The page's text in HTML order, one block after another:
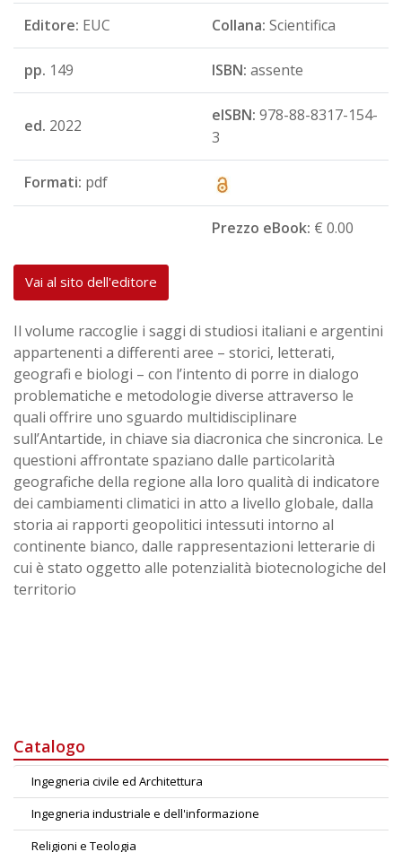
Editore: EUC Collana: Scientifica
pp. 149 ISBN: assente
ed. 2022
eISBN: 978-88-8317-154-
3
Formati: pdf
Prezzo eBook: € 0.00
Vai al sito dell'editore
Il volume raccoglie i saggi di studiosi italiani e argentini
appartenenti a differenti aree – storici, letterati,
geografi e biologi – con l’intento di porre in dialogo
problematiche e metodologie diverse attraverso le
quali offrire uno sguardo multidisciplinare
sull’Antartide, in chiave sia diacronica che sincronica. Le
questioni affrontate spaziano dalle particolarità
geografiche della regione alla loro qualità di indicatore
dei cambiamenti climatici in atto a livello globale, dalla
storia ai rapporti geopolitici intessuti intorno al
continente bianco, dalle rappresentazioni letterarie di
cui è stato oggetto alle potenzialità biotecnologiche del
territorio
Catalogo
Ingegneria civile ed Architettura
Ingegneria industriale e dell'informazione
Religioni e Teologia